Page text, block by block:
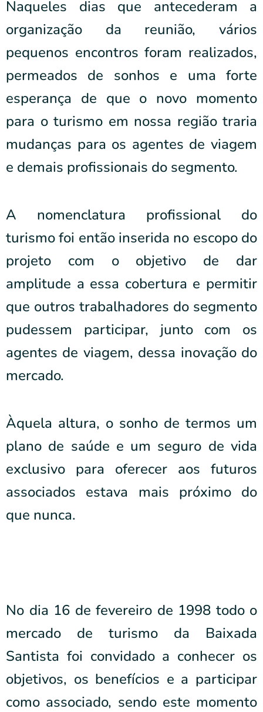
Naqueles dias que antecederam a
organização da reunião, vários
pequenos encontros foram realizados,
permeados de sonhos e uma forte
esperança de que o novo momento
para o turismo em nossa região traria
mudanças para os agentes de viagem
e demais profissionais do segmento.
A nomenclatura profissional do
turismo foi então inserida no escopo do
projeto com o objetivo de dar
amplitude a essa cobertura e permitir
que outros trabalhadores do segmento
pudessem participar, junto com os
agentes de viagem, dessa inovação do
mercado.
Àquela altura, o sonho de termos um
plano de saúde e um seguro de vida
exclusivo para oferecer aos futuros
associados estava mais próximo do
que nunca.
No dia 16 de fevereiro de 1998 todo o
mercado de turismo da Baixada
Santista foi convidado a conhecer os
objetivos, os benefícios e a participar
como associado, sendo este momento